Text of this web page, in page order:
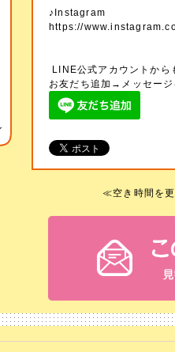
♪Instagram
https://
LINE公式アカウントから
お友だち追加→メッセージ
≪空き時間を